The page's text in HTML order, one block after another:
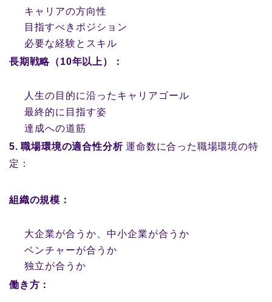
キャリアの方向性
目指すべきポジション
必要な経験とスキル
長期戦略（10年以上）：
人生の目的に沿ったキャリアゴール
最終的に目指す姿
達成への道筋
5. 職場環境の適合性分析運命数に合った職場環境の特
定：
組織の規模：
大企業が合うか、中小企業が合うか
ベンチャーが合うか
独立が合うか
働き方：